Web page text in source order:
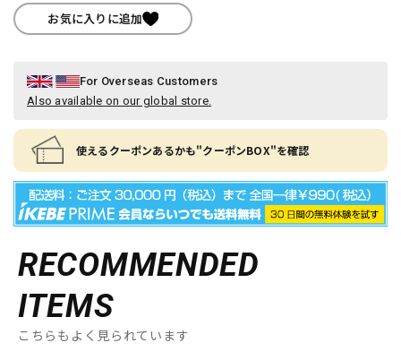
お気に入りに追加
For Overseas Customers
Also available on our global store.
使えるクーポンあるかも"クーポンBOX"を確認
RECOMMENDED
ITEMS
こちらもよく見られています